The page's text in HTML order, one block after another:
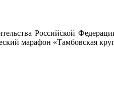
Российской
марафон «Тамбовская